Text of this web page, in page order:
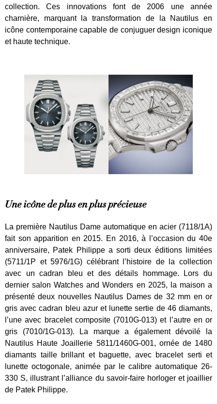
collection. Ces innovations font de 2006 une année
charnière, marquant la transformation de la Nautilus en
icône contemporaine capable de conjuguer design iconique
et haute technique.
Une icône de plus en plus précieuse
La première Nautilus Dame automatique en acier (7118/1A)
fait son apparition en 2015. En 2016, à l’occasion du 40e
anniversaire, Patek Philippe a sorti deux éditions limitées
(5711/1P et 5976/1G) célébrant l’histoire de la collection
avec un cadran bleu et des détails hommage. Lors du
dernier salon Watches and Wonders en 2025, la maison a
présenté deux nouvelles Nautilus Dames de 32 mm en or
gris avec cadran bleu azur et lunette sertie de 46 diamants,
l’une avec bracelet composite (7010G-013) et l’autre en or
gris (7010/1G-013). La marque a également dévoilé la
Nautilus Haute Joaillerie 5811/1460G-001, ornée de 1480
diamants taille brillant et baguette, avec bracelet serti et
lunette octogonale, animée par le calibre automatique 26-
330 S, illustrant l’alliance du savoir-faire horloger et joaillier
de Patek Philippe.